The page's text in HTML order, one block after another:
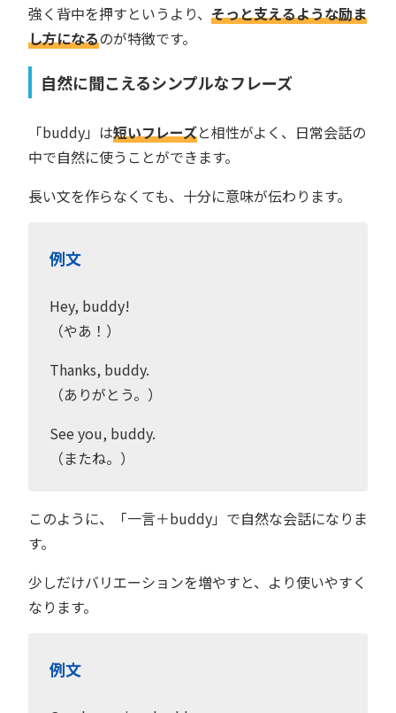
強く背中を押すというより、 そっと支えるような励ま
し方になるのが特徴です。
自然に聞こえるシンプルなフレーズ
「buddy」は短いフレーズと相性がよく、日常会話の
中で自然に使うことができます。
長い文を作らなくても、十分に意味が伝わります。
例文
Hey, buddy!
（やあ！）
Thanks, buddy.
（ありがとう。）
See you, buddy.
（またね。）
このように、「一言＋buddy」で自然な会話になりま
す。
少しだけバリエーションを増やすと、より使いやすく
なります。
例文